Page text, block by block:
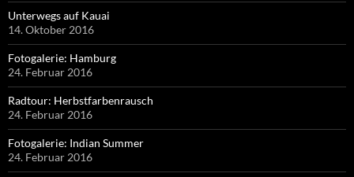
Unterwegs auf Kauai
14. Oktober 2016
Fotogalerie: Hamburg
24. Februar 2016
Radtour: Herbstfarbenrausch
24. Februar 2016
Fotogalerie: Indian Summer
24. Februar 2016